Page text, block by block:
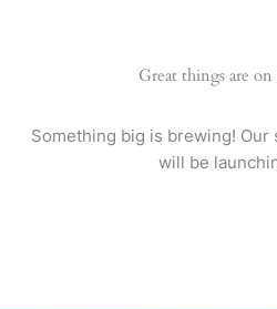
Great things are
Something big is brewing!
will be